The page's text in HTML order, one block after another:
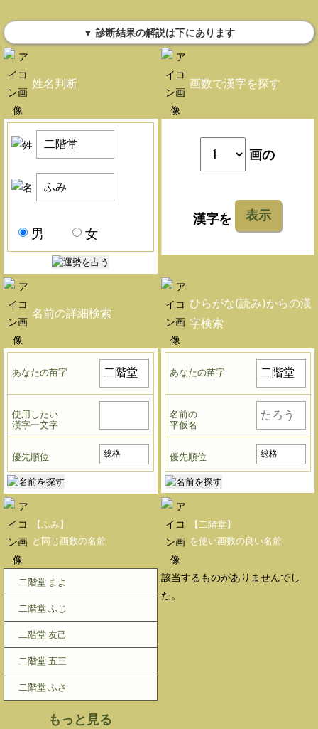
▼ 診断結果の解説は下にあります
姓名判断
男 女
画数で漢字を探す
画の
漢字を 表示
名前の詳細検索
あなたの苗字
使用したい
漢字一文字
優先順位
ひらがな(読み)からの漢
字検索
あなたの苗字
名前の
平仮名
優先順位
【ふみ】
と同じ画数の名前
二階堂 まよ
二階堂 ふじ
二階堂 友己
二階堂 五三
二階堂 ふさ
もっと見る
【二階堂】
を使い画数の良い名前
該当するものがありませんでし
た。